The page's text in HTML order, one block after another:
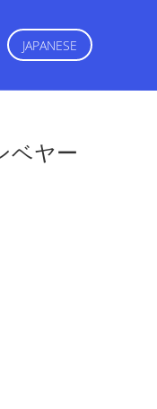
JAPANESE
ベヤー